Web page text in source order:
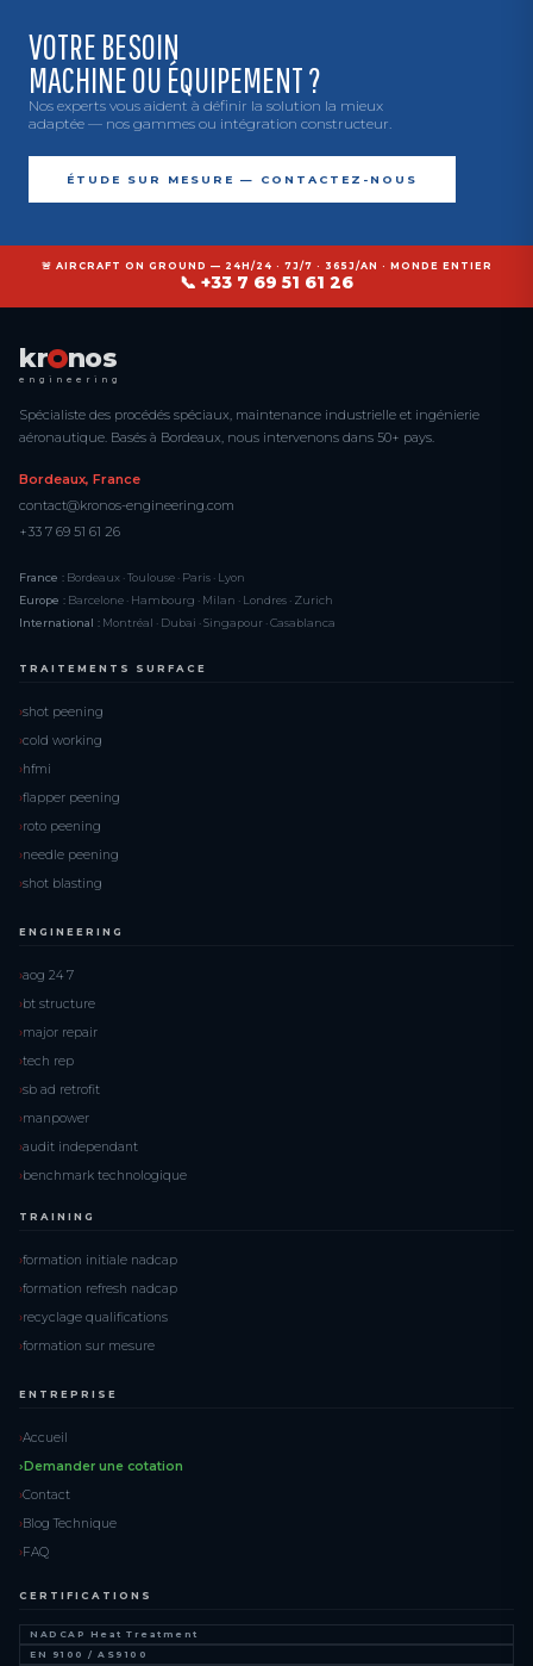
VOTRE BESOIN
MACHINE OU ÉQUIPEMENT ?
Nos experts vous aident à définir la solution la mieux
adaptée — nos gammes ou intégration constructeur.
ÉTUDE SUR MESURE — CONTACTEZ-NOUS
🚨 AIRCRAFT ON GROUND — 24H/24 · 7J/7 · 365J/AN · MONDE ENTIER
📞 +33 7 69 51 61 26
kr nos
engineering
Spécialiste des procédés spéciaux, maintenance industrielle et ingénierie
aéronautique. Basés à Bordeaux, nous intervenons dans 50+ pays.
Bordeaux, France
contact@kronos-engineering.com
+33 7 69 51 61 26
France : Bordeaux · Toulouse · Paris · Lyon
Europe : Barcelone · Hambourg · Milan · Londres · Zurich
International : Montréal · Dubai · Singapour · Casablanca
TRAITEMENTS SURFACE
shot peening
cold working
hfmi
flapper peening
roto peening
needle peening
shot blasting
ENGINEERING
aog 24 7
bt structure
major repair
tech rep
sb ad retrofit
manpower
audit independant
benchmark technologique
TRAINING
formation initiale nadcap
formation refresh nadcap
recyclage qualifications
formation sur mesure
ENTREPRISE
Accueil
Demander une cotation
Contact
Blog Technique
FAQ
CERTIFICATIONS
NADCAP Heat Treatment
EN 9100 / AS9100